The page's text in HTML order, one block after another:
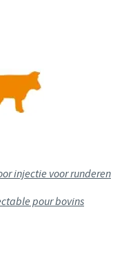
injectie voor runderen
pour bovins